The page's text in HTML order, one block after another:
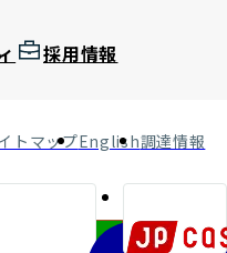
採用情報
トマップEnglish調達情報